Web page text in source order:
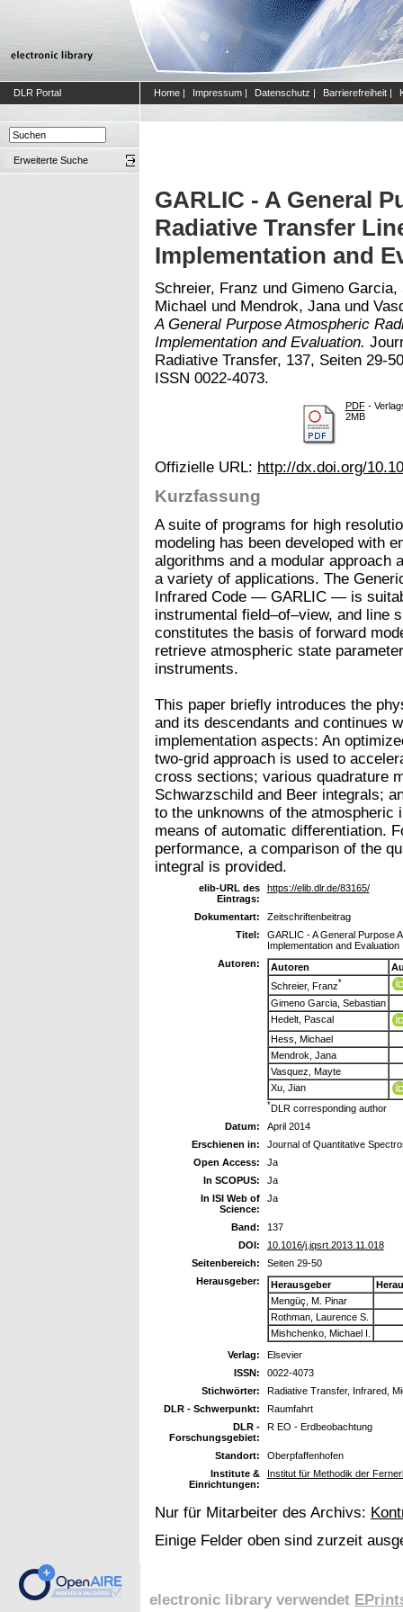
DLR Portal Home | Impressum | Datenschutz | Barrierefreiheit |
Erweiterte Suche
GARLIC - A General
Radiative Transfer
Implementation and
Schreier, Franz und Gimeno Garcia,
Michael und Mendrok, Jana und
A General Purpose Atmospheric
Implementation and Evaluation.
Radiative Transfer, 137, Seiten 29-
ISSN 0022-4073.
PDF-
2MB
Offizielle URL: http://dx.doi.org/
Kurzfassung
A suite of programs for high
modeling has been developed with
algorithms and a modular approach
a variety of applications. The
Infrared Code — GARLIC — is
instrumental field–of–view, and line
constitutes the basis of forward
retrieve atmospheric state
instruments.
This paper briefly introduces the
and its descendants and continues
implementation aspects: An
two-grid approach is used to
cross sections; various quadrature
Schwarzschild and Beer integrals;
to the unknowns of the atmospheric
means of automatic differentiation.
performance, a comparison of the
integral is provided.
elib-URL des
Eintrags:
https://elib.dlr.de/83165/
Dokumentart:
Zeitschriftenbeitrag
Titel:
GARLIC - A General Purpose
Implementation and Evaluation
Autoren:
Autoren
Schreier, Franz*
Gimeno Garcia, Sebastian
Hedelt, Pascal
Hess, Michael
Mendrok, Jana
Vasquez, Mayte
Xu, Jian
*DLR corresponding author
Datum:
April 2014
Erschienen in:
Journal of Quantitative
Open Access:
Ja
In SCOPUS:
Ja
In ISI Web of
Science:
Ja
Band:
137
DOI:
10.1016/j.jqsrt.2013.11.018
Seitenbereich:
Seiten 29-50
Herausgeber:
Herausgeber
Mengüç, M. Pinar
Rothman, Laurence S.
Mishchenko, Michael I.
Verlag:
Elsevier
ISSN:
0022-4073
Stichwörter:
Radiative Transfer, Infrared,
DLR - Schwerpunkt:
Raumfahrt
DLR -
Forschungsgebiet:
R EO - Erdbeobachtung
Standort:
Oberpfaffenhofen
Institute &
Einrichtungen:
Institut für Methodik der
Nur für Mitarbeiter des Archivs:
Einige Felder oben sind zurzeit
electronic library verwendet